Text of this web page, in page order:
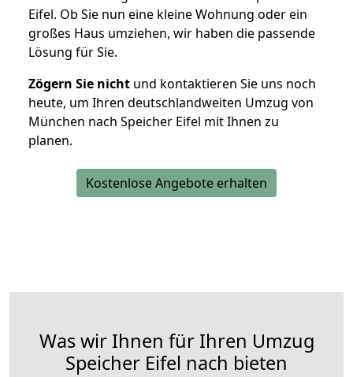
Eifel. Ob Sie nun eine kleine Wohnung oder ein
großes Haus umziehen, wir haben die passende
Lösung für Sie.
Zögern Sie nicht und kontaktieren Sie uns noch
heute, um Ihren deutschlandweiten Umzug von
München nach Speicher Eifel mit Ihnen zu
planen.
Kostenlose Angebote erhalten
Was wir Ihnen für Ihren Umzug
Speicher Eifel nach bieten